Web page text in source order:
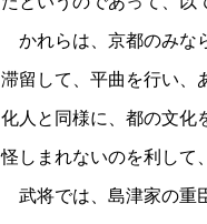
かれらは、京都のみな
滞留して、平曲を行い、
化人と同様に、都の文化
怪しまれないのを利して
武将では、島津家の重